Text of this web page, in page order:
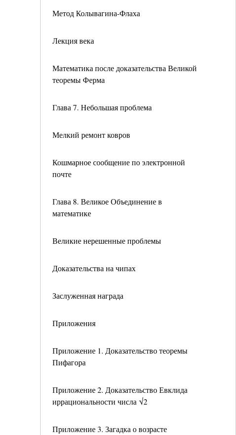
Метод Колывагина-Флаха
Лекция века
Математика после доказательства Великой
теоремы Ферма
Глава 7. Небольшая проблема
Мелкий ремонт ковров
Кошмарное сообщение по электронной
почте
Глава 8. Великое Объединение в
математике
Великие нерешенные проблемы
Доказательства на чипах
Заслуженная награда
Приложения
Приложение 1. Доказательство теоремы
Пифагора
Приложение 2. Доказательство Евклида
иррациональности числа √2
Приложение 3. Загадка о возрасте